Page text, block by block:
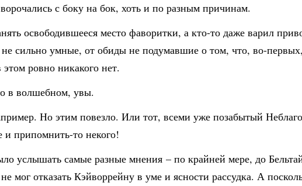
с боку на бок, хоть и по разным причинам.
освободившееся место фаворитки, а кто-то даже варил
сильно умные, от обиды не подумавшие о том, что, во-
ровно никакого нет.
в волшебном, увы.
Но этим повезло. Или тот, всеми уже позабытый
припомнить-то некого!
самые разные мнения – по крайней мере, до
мог отказать Кэйворрейну в уме и ясности рассудка. А